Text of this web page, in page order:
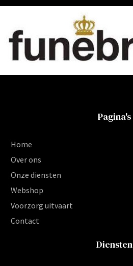
Pagina's
Home
Over ons
Onze diensten
Webshop
Voorzorg uitvaart
Contact
Diensten